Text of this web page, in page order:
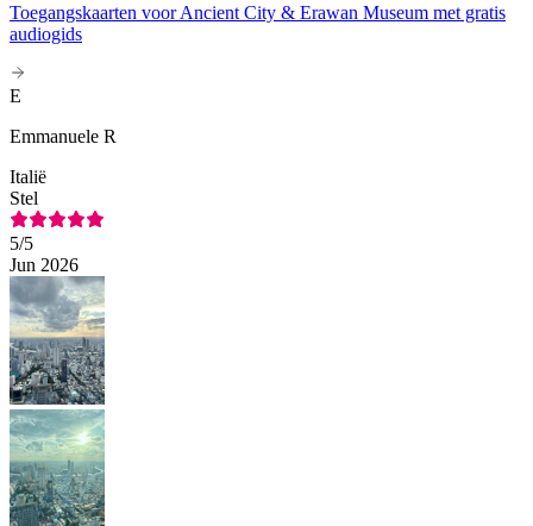
Toegangskaarten voor Ancient City & Erawan Museum met gratis
audiogids
E
Emmanuele R
Italië
Stel
5/5
Jun 2026